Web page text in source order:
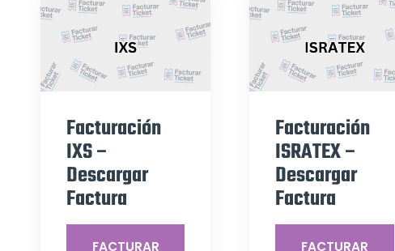
Facturación
IXS –
Descargar
Factura
FACTURAR
Facturación
ISRATEX –
Descargar
Factura
FACTURAR